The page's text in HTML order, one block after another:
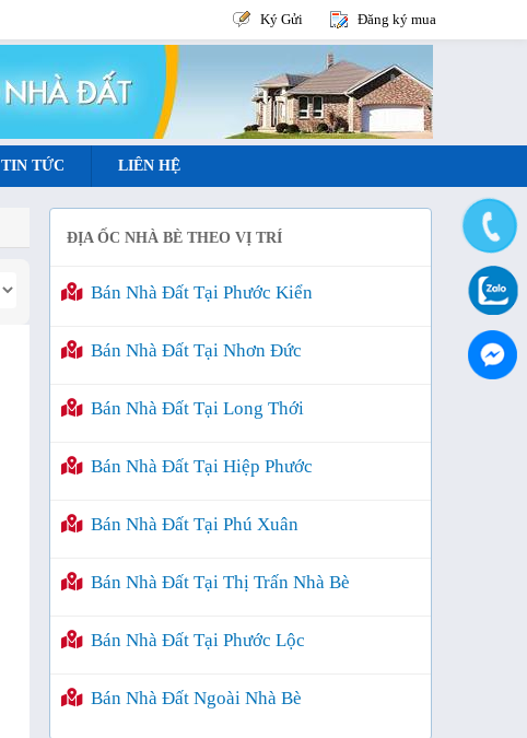
Ký Gửi Đăng ký mua
TIN TỨC LIÊN HỆ
ĐỊA ỐC NHÀ BÈ THEO VỊ TRÍ
Bán Nhà Đất Tại Phước Kiển
Bán Nhà Đất Tại Nhơn Đức
Bán Nhà Đất Tại Long Thới
Bán Nhà Đất Tại Hiệp Phước
Bán Nhà Đất Tại Phú Xuân
Bán Nhà Đất Tại Thị Trấn Nhà Bè
Bán Nhà Đất Tại Phước Lộc
Bán Nhà Đất Ngoài Nhà Bè